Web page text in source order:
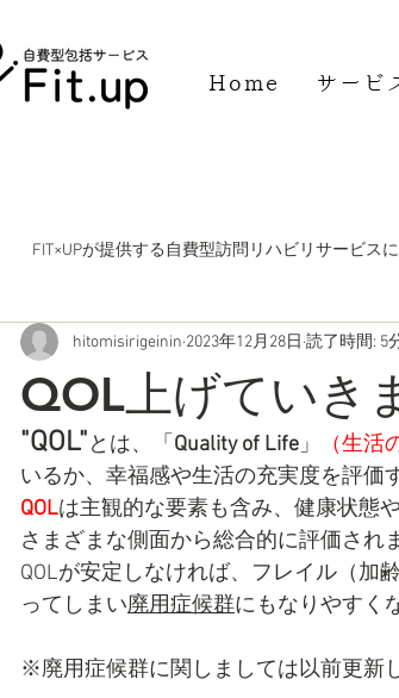
Home サービ
FIT×UPが提供する自費型訪問リハビリサービス
サービスを選択する人が他のお年寄りと何が違うか
QOL上げていき
hitomisirigeinin 2023年12月28日 読了時間: 5
"QOL"とは、「 Quality of Life 」 （生活
いるか、幸福感や生活の充実度を評価
QOLは主観的な要素も含み、健康状態
さまざまな側面から総合的に評価され
QOLが安定しなければ、フレイル（加
ってしまい廃用症候群にもなりやすく
※廃用症候群に関しましては以前更新